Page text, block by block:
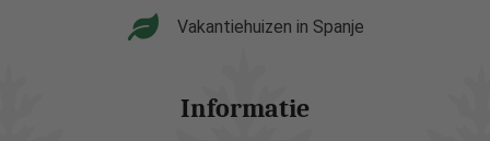
Vakantiehuizen in Spanje
Informatie